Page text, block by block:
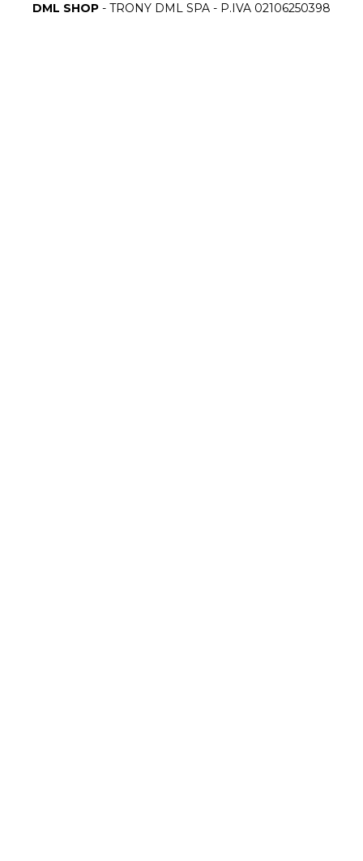
DML SHOP - TRONY DML SPA - P.IVA 02106250398